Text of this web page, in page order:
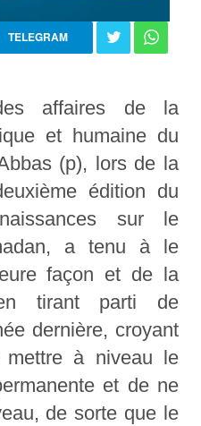
TELEGRAM
affaires de la
et humaine du
(p), lors de la
édition du
sur le
a tenu à le
façon et de la
tirant parti de
dernière, croyant
à niveau le
et de ne
de sorte que le